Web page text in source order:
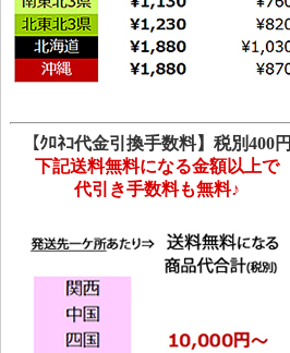
【ｸﾛﾈｺ代金引換手数料】税別400円
下記送料無料になる金額以上で
代引き手数料も無料♪